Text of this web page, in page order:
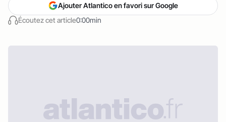
Écoutez cet article0:00min
Ajouter Atlantico en favori sur Google